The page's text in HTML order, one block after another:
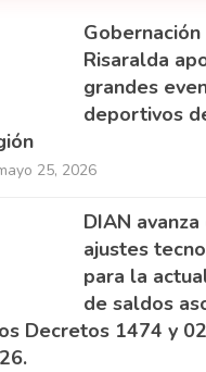
Risaralda
grandes
deportivos
25, 2026
DIAN avanza
ajustes
para la
de saldos
Decretos 1474 y